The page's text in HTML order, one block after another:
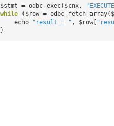
$stmt = odbc_exec($cnx,
while
($row =
echo
"result = " , $row[
}